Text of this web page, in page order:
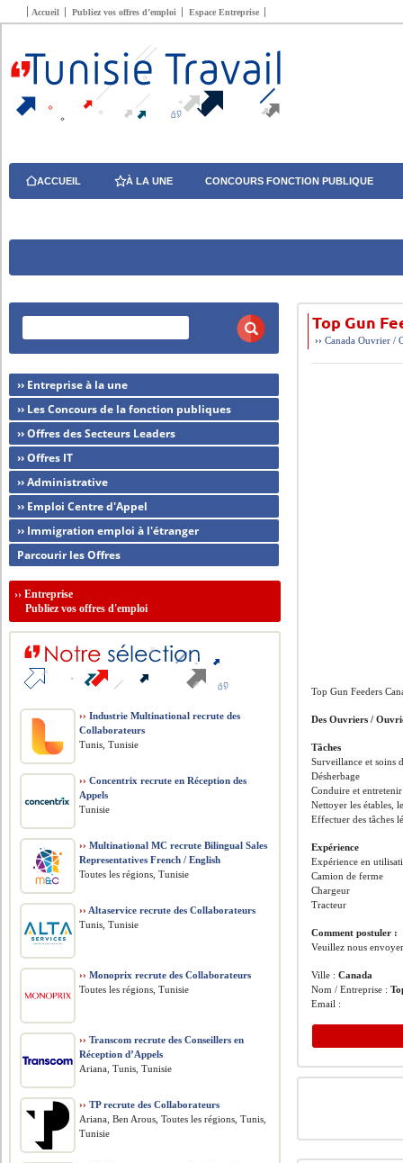
Accueil Publiez vos offres d’emploi Espace Entreprise
ACCUEIL À LA UNE CONCOURS FONCTION PUBLIQUE
Top Gun
››Canada Ouvrier /
Top Gun Feeders
Des Ouvriers /
Tâches
Surveillance et soins
Désherbage
Conduire et
Nettoyer les étables,
Effectuer des tâches
Expérience
Expérience en
Camion de ferme
Chargeur
Tracteur
Comment postuler :
Veuillez nous
Ville :Canada
Nom / Entreprise :
Email :
›› Entreprise à la une
›› Les Concours de la fonction publiques
›› Offres des Secteurs Leaders
›› Offres IT
›› Administrative
›› Emploi Centre d'Appel
›› Immigration emploi à l'étranger
Parcourir les Offres
››Entreprise
Publiez vos offres d'emploi
›› Industrie Multinational recrute des
Collaborateurs
Tunis, Tunisie
›› Concentrix recrute en Réception des
Appels
Tunisie
›› Multinational MC recrute Bilingual Sales
Representatives French / English
Toutes les régions, Tunisie
›› Altaservice recrute des Collaborateurs
Tunis, Tunisie
›› Monoprix recrute des Collaborateurs
Toutes les régions, Tunisie
›› Transcom recrute des Conseillers en
Réception d’Appels
Ariana, Tunis, Tunisie
›› TP recrute des Collaborateurs
Ariana, Ben Arous, Toutes les régions, Tunis,
Tunisie